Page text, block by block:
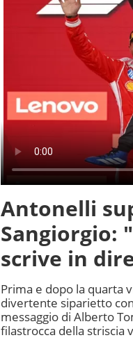
Antonelli
Sangiorgio:
scrive in
Prima e dopo la quarta
divertente siparietto
messaggio di Alberto
filastrocca della striscia